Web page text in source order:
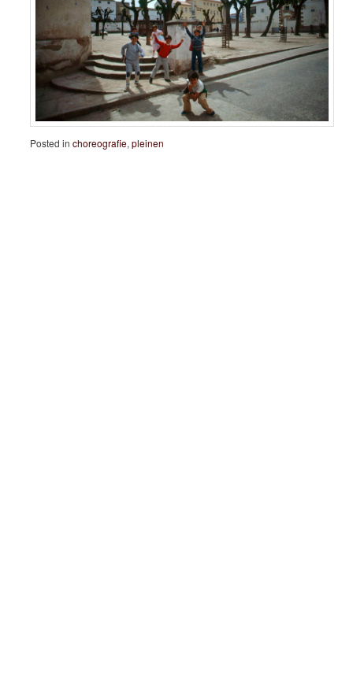
Posted in choreografie, pleinen